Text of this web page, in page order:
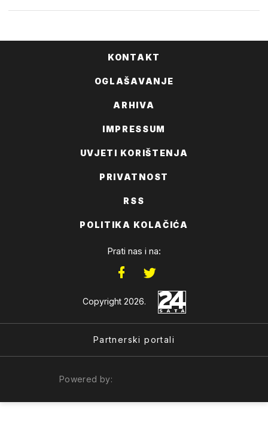
KONTAKT
OGLAŠAVANJE
ARHIVA
IMPRESSUM
UVJETI KORIŠTENJA
PRIVATNOST
RSS
POLITIKA KOLAČIĆA
Prati nas i na:
Copyright 2026.
Partnerski portali
Powered by: